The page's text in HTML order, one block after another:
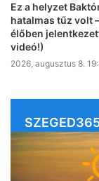
Ez a helyzet
hatalmas tűz volt
élőben
videó!)
2026, augusztus 8.